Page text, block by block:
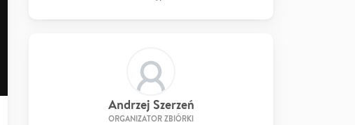
Andrzej Szerzeń
ORGANIZATOR ZBIÓRKI